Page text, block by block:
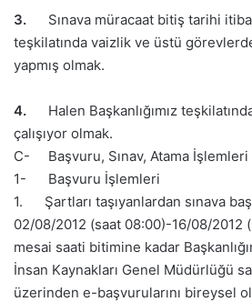
3. Sınava müracaat bitiş tarihi
teşkilatında vaizlik ve üstü
yapmış olmak.
4. Halen Başkanlığımız
çalışıyor olmak.
C- Başvuru, Sınav, Atama İşlemleri
1- Başvuru İşlemleri
1. Şartları taşıyanlardan sınava
02/08/2012 (saat 08:00)-16/08/2012
mesai saati bitimine kadar
İnsan Kaynakları Genel Müdürlüğü
üzerinden e-başvurularını bireysel